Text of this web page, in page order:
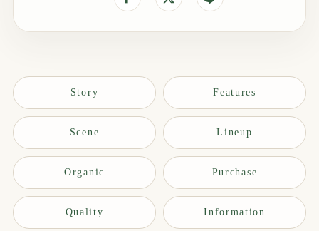
Story Features
Scene Lineup
Organic Purchase
Quality Information